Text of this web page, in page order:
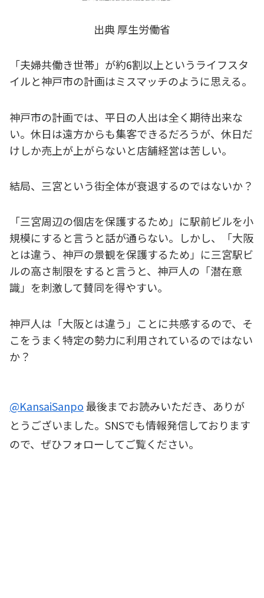
出典 厚生労働省
「夫婦共働き世帯」が約6割以上というライフスタ
イルと神戸市の計画はミスマッチのように思える。
神戸市の計画では、平日の人出は全く期待出来な
い。休日は遠方からも集客できるだろうが、休日だ
けしか売上が上がらないと店舗経営は苦しい。
結局、三宮という街全体が衰退するのではないか？
「三宮周辺の個店を保護するため」に駅前ビルを小
規模にすると言うと話が通らない。しかし、「大阪
とは違う、神戸の景観を保護するため」に三宮駅ビ
ルの高さ制限をすると言うと、神戸人の「潜在意
識」を刺激して賛同を得やすい。
神戸人は「大阪とは違う」ことに共感するので、そ
こをうまく特定の勢力に利用されているのではない
か？
@KansaiSanpo最後までお読みいただき、ありが
とうございました。SNSでも情報発信しております
ので、ぜひフォローしてご覧ください。